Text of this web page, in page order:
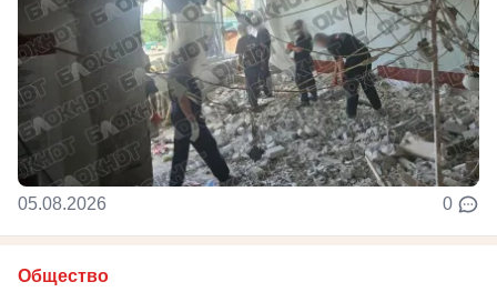
05.08.2026 0
Общество